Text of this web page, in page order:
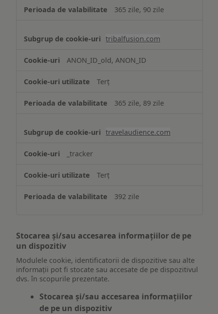
365 zile, 90 zile
tribalfusion.com
ANON_ID_old, ANON_ID
Terț
365 zile, 89 zile
travelaudience.com
_tracker
Terț
392 zile
Stocarea și/sau accesarea informațiilor de pe
un dispozitiv
Modulele cookie, identificatorii de dispozitive sau alte
informații pot fi stocate sau accesate de pe dispozitivul
dvs. în scopurile prezentate.
Stocarea și/sau accesarea informațiilor
de pe un dispozitiv